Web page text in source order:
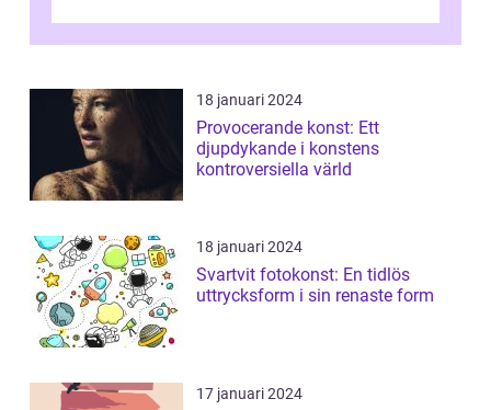
18 januari 2024
Provocerande konst: Ett
djupdykande i konstens
kontroversiella värld
18 januari 2024
Svartvit fotokonst: En tidlös
uttrycksform i sin renaste form
17 januari 2024